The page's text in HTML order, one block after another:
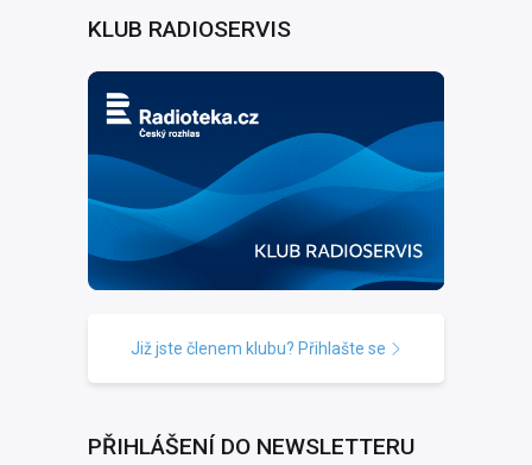
KLUB RADIOSERVIS
Již jste členem klubu? Přihlašte se
PŘIHLÁŠENÍ DO NEWSLETTERU